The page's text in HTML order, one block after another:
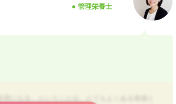
管理栄養士